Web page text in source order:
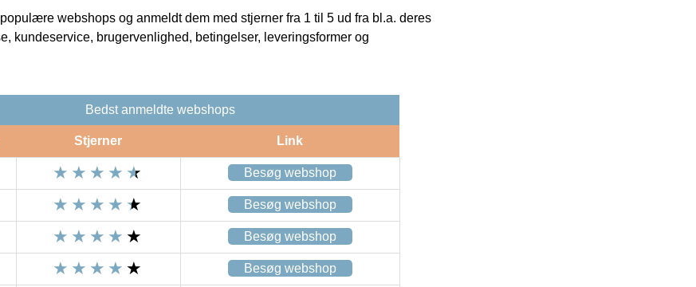
webshops og anmeldt dem med stjerner fra 1 til 5 ud fra bl.a. deres
kundeservice, brugervenlighed, betingelser, leveringsformer og
Bedst anmeldte webshops
Stjerner Link
Besøg webshop
Besøg webshop
Besøg webshop
Besøg webshop